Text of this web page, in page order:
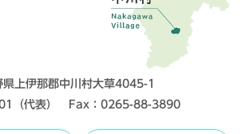
上伊那郡中川村大草4045-1
（代表） Fax：0265-88-3890